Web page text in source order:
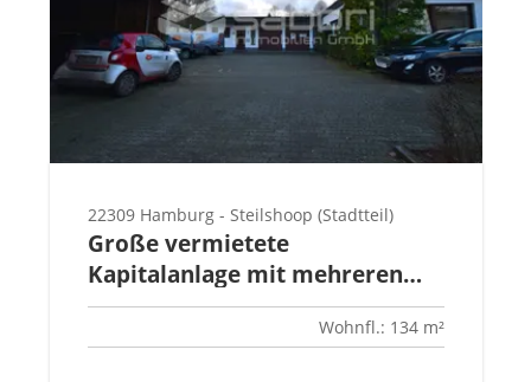
22309 Hamburg - Steilshoop (Stadtteil)
Große vermietete
Kapitalanlage mit mehreren
Gewerbeeinheiten und einer
Wohnfl.: 134 m²